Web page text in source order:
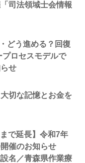
司法領域士会情報
どう進める？回復
ロセスモデルで
せ
切な記憶とお金を
で延長】令和7年
催のお知らせ
名／青森県作業療